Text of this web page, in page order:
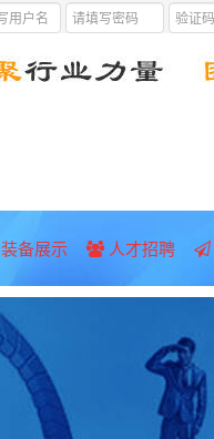
装备展示 人才招聘